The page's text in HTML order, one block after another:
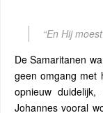
“En Hij
De Samaritanen
geen omgang met
opnieuw
Johannes vooral